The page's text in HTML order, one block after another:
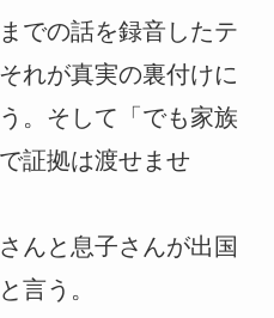
での話を録音したテ
れが真実の裏付けに
。そして「でも家族
証拠は渡せませ
んと息子さんが出国
言う。